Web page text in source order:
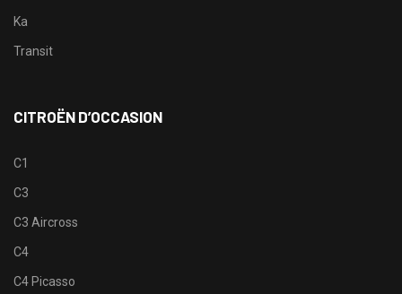
Ka
Transit
CITROËN D’OCCASION
C1
C3
C3 Aircross
C4
C4 Picasso